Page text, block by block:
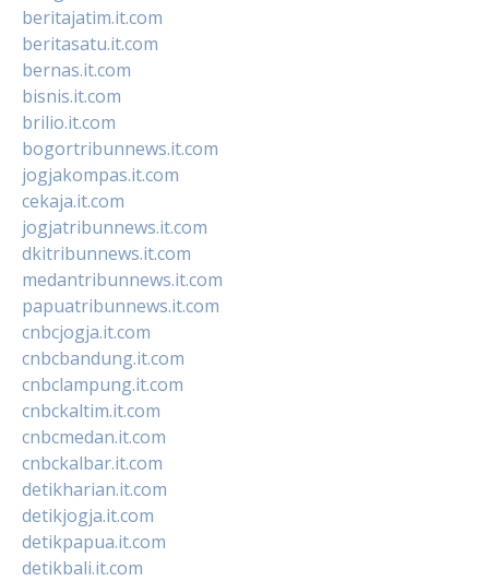
beritajatim.it.com
beritasatu.it.com
bernas.it.com
bisnis.it.com
brilio.it.com
bogortribunnews.it.com
jogjakompas.it.com
cekaja.it.com
jogjatribunnews.it.com
dkitribunnews.it.com
medantribunnews.it.com
papuatribunnews.it.com
cnbcjogja.it.com
cnbcbandung.it.com
cnbclampung.it.com
cnbckaltim.it.com
cnbcmedan.it.com
cnbckalbar.it.com
detikharian.it.com
detikjogja.it.com
detikpapua.it.com
detikbali.it.com